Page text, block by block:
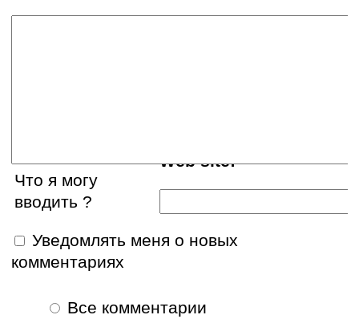
Web site:
Что я могу
вводить ?
Уведомлять меня о новых
комментариях
Все комментарии